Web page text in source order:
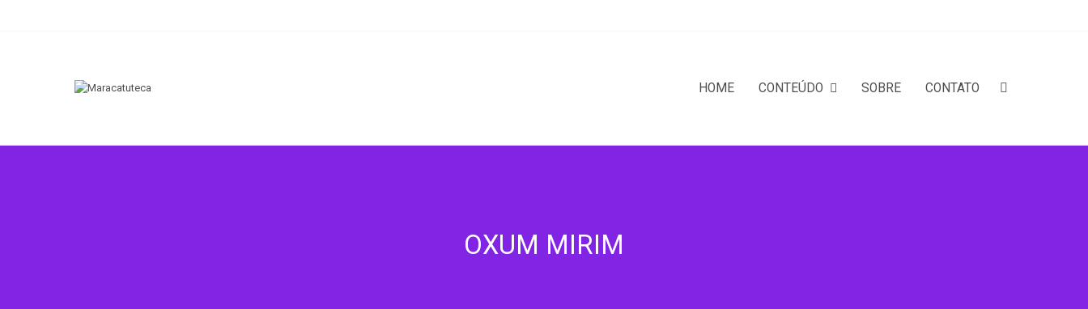
HOME CONTEÚDO SOBRE CONTATO
OXUM MIRIM